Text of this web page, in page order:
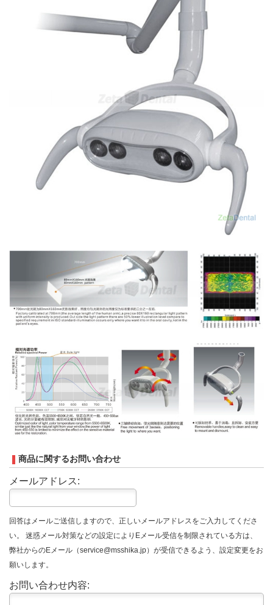
商品に関するお問い合わせ
メールアドレス:
回答はメールご送信しますので、正しいメールアドレスをご入力してくださ
い。 迷惑メール対策などの設定によりEメール受信を制限されている方は、
弊社からのEメール（service@msshika.jp）が受信できるよう、設定変更をお
願いします。
お問い合わせ内容: